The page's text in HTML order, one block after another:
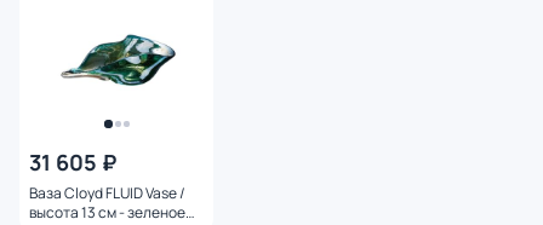
31 605 ₽
Ваза Cloyd FLUID Vase /
высота 13 см - зеленое